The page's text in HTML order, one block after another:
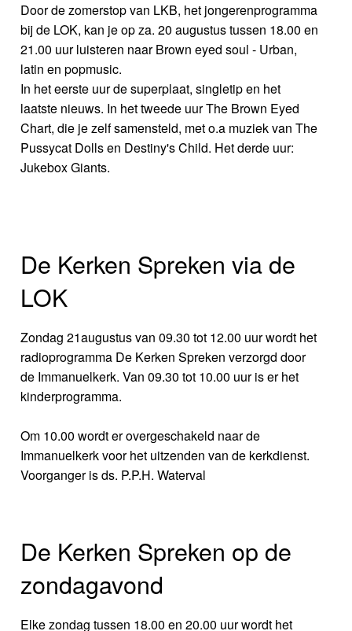
Door de zomerstop van LKB, het jongerenprogramma
bij de LOK, kan je op za. 20 augustus tussen 18.00 en
21.00 uur luisteren naar Brown eyed soul - Urban,
latin en popmusic.
In het eerste uur de superplaat, singletip en het
laatste nieuws. In het tweede uur The Brown Eyed
Chart, die je zelf samensteld, met o.a muziek van The
Pussycat Dolls en Destiny's Child. Het derde uur:
Jukebox Giants.
De Kerken Spreken via de
LOK
Zondag 21augustus van 09.30 tot 12.00 uur wordt het
radioprogramma De Kerken Spreken verzorgd door
de Immanuelkerk. Van 09.30 tot 10.00 uur is er het
kinderprogramma.
Om 10.00 wordt er overgeschakeld naar de
Immanuelkerk voor het uitzenden van de kerkdienst.
Voorganger is ds. P.P.H. Waterval
De Kerken Spreken op de
zondagavond
Elke zondag tussen 18.00 en 20.00 uur wordt het